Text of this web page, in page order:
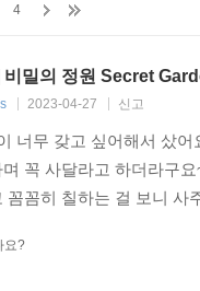
4
비밀의 정원 Secret
2023-04-27 신고
너무 갖고 싶어해서 샀
꼭 사달라고 하더라구
꼼꼼히 칠하는 걸 보니
요?